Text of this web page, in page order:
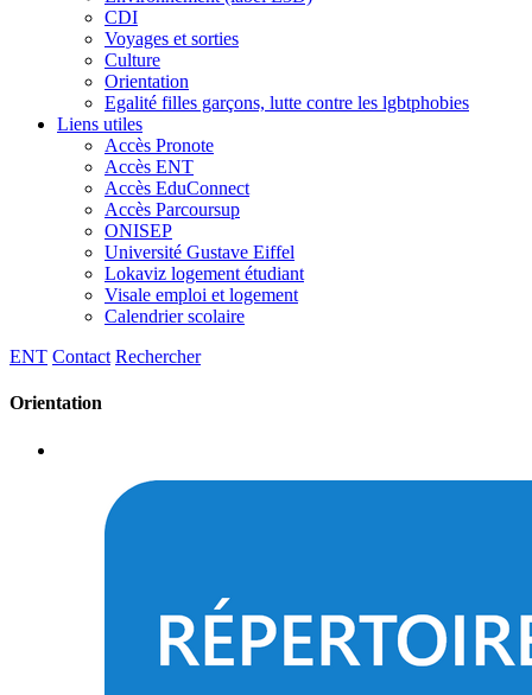
CDI
Voyages et sorties
Culture
Orientation
Egalité filles garçons, lutte contre les lgbtphobies
Liens utiles
Accès Pronote
Accès ENT
Accès EduConnect
Accès Parcoursup
ONISEP
Université Gustave Eiffel
Lokaviz logement étudiant
Visale emploi et logement
Calendrier scolaire
ENT Contact Rechercher
Orientation